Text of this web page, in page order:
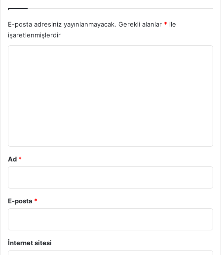
E-posta adresiniz yayınlanmayacak. Gerekli alanlar * ile
işaretlenmişlerdir
Ad *
E-posta *
İnternet sitesi